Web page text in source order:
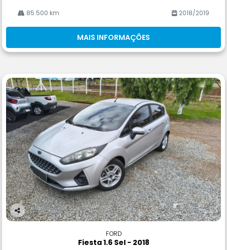
85.500 km 2018/2019
MAIS INFORMAÇÕES
Co
FORD
Fiesta 1.6 Sel - 2018